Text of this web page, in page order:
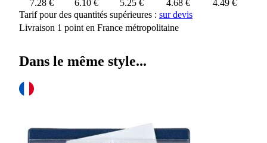
7.28 €
6.10 € 5.25 € 4.68 €
4.49 €
Tarif pour des quantités supérieures : sur devis
Livraison 1 point en France métropolitaine
Dans le même style...